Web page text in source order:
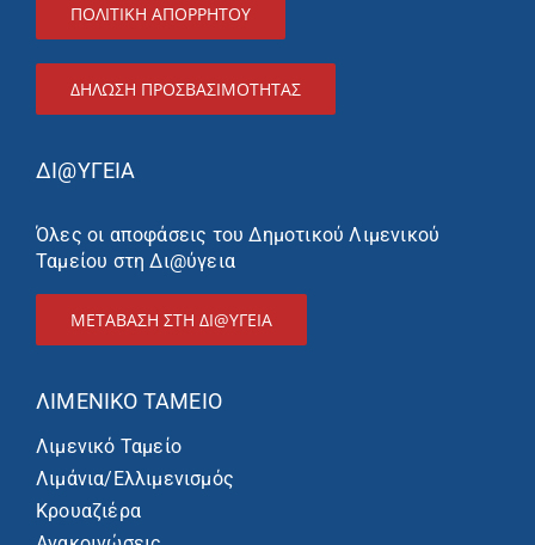
ΠΟΛΙΤΙΚΗ ΑΠΟΡΡΗΤΟΥ
ΔΉΛΩΣΗ ΠΡΟΣΒΑΣΙΜΌΤΗΤΑΣ
ΔΙ@ΥΓΕΙΑ
Όλες οι αποφάσεις του Δημοτικού Λιμενικού
Ταμείου στη Δι@ύγεια
ΜΕΤΑΒΑΣΗ ΣΤΗ ΔΙ@ΥΓΕΙΑ
ΛΙΜΕΝΙΚΌ ΤΑΜΕΊΟ
Λιμενικό Ταμείο
Λιμάνια/Ελλιμενισμός
Κρουαζιέρα